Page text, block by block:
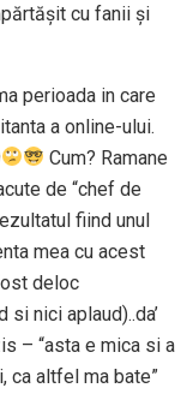
cu fanii și
perioada in care
a online-ului.
Cum? Ramane
de “chef de
fiind unul
mea cu acest
deloc
nici aplaud)..da’
– “asta e mica si a
ca altfel ma bate”